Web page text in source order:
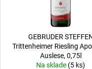
GEBRUDER
Trittenheimer Riesling
Auslese, 0,75l
Na sklade (5 ks)
CONFRATERNITA
EXTRA DRY
DOCG, 0,75L
€25,95